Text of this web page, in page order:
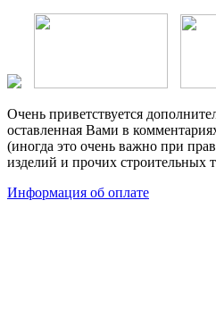
Очень приветствуется
оставленная Вами в
(иногда это очень важно при
изделий и прочих строительных
Информация об оплате